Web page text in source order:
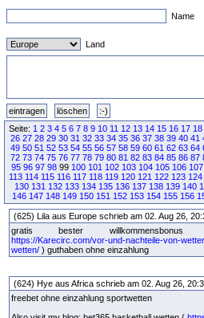
Name
Land
Seite: 1 2 3 4 5 6 7 8 9 10 11 12 13 14 15 16 17 18
26 27 28 29 30 31 32 33 34 35 36 37 38 39 40 41
49 50 51 52 53 54 55 56 57 58 59 60 61 62 63 64
72 73 74 75 76 77 78 79 80 81 82 83 84 85 86 87
95 96 97 9899 100 101 102 103 104 105 106 107
113 114 115 116 117 118 119 120 121 122 123 124
130 131 132 133 134 135 136 137 138 139 140
146 147 148 149 150 151 152 153 154 155 156
(625) Lila aus Europe schrieb am 02. Aug 26,
gratis bester
https://Karecirc.com/vor-und-nachteile-von-
wetten/ ) guthaben ohne einzahlung
(624) Hye aus Africa schrieb am 02. Aug 26,
freebet ohne einzahlung sportwetten